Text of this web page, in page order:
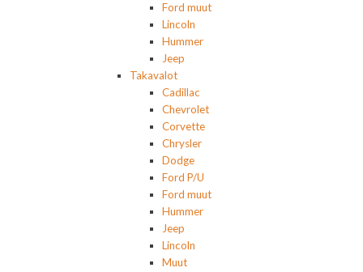
Ford muut
Lincoln
Hummer
Jeep
Takavalot
Cadillac
Chevrolet
Corvette
Chrysler
Dodge
Ford P/U
Ford muut
Hummer
Jeep
Lincoln
Muut